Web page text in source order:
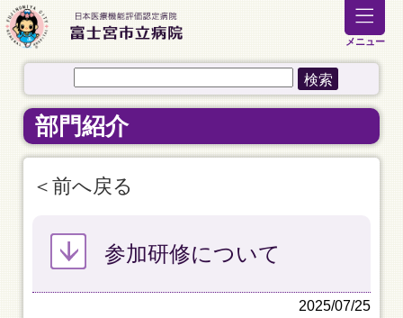
メニュー
部門紹介
前へ戻る
参加研修について
2025/07/25